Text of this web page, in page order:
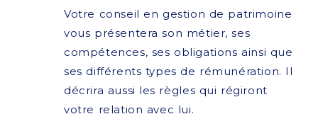
Votre conseil en gestion de patrimoine
vous présentera son métier, ses
compétences, ses obligations ainsi que
ses différents types de rémunération. Il
décrira aussi les règles qui régiront
votre relation avec lui.